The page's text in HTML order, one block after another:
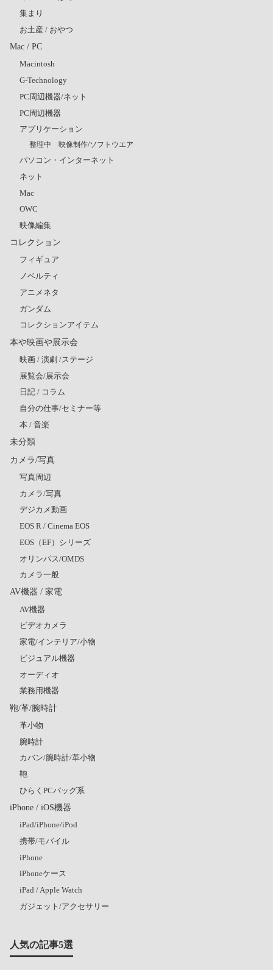
集まり
お土産 / おやつ
Mac / PC
Macintosh
G-Technology
PC周辺機器/ネット
PC周辺機器
アプリケーション
整理中 映像制作/ソフトウエア
パソコン・インターネット
ネット
Mac
OWC
映像編集
コレクション
フィギュア
ノベルティ
アニメネタ
ガンダム
コレクションアイテム
本や映画や展示会
映画 / 演劇 /ステージ
展覧会/展示会
日記 / コラム
自分の仕事/セミナー等
本 / 音楽
未分類
カメラ/写真
写真周辺
カメラ/写真
デジカメ動画
EOS R / Cinema EOS
EOS（EF）シリーズ
オリンパス/OMDS
カメラ一般
AV機器 / 家電
AV機器
ビデオカメラ
家電/インテリア/小物
ビジュアル機器
オーディオ
業務用機器
鞄/革/腕時計
革小物
腕時計
カバン/腕時計/革小物
鞄
ひらくPCバッグ系
iPhone / iOS機器
iPad/iPhone/iPod
携帯/モバイル
iPhone
iPhoneケース
iPad / Apple Watch
ガジェット/アクセサリー
人気の記事5選